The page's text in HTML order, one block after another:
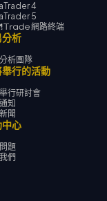
4
5
網路終端
分析
析團隊
舉行的活動
行研討會
知
聞
心
題
們